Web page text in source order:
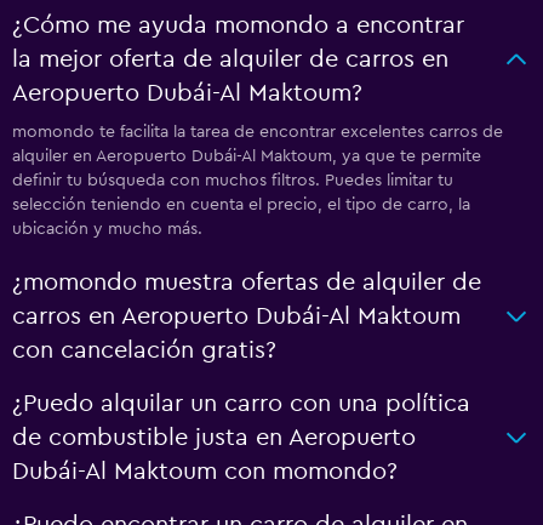
¿Cómo me ayuda momondo a encontrar
la mejor oferta de alquiler de carros en
Aeropuerto Dubái-Al Maktoum?
momondo te facilita la tarea de encontrar excelentes carros de
alquiler en Aeropuerto Dubái-Al Maktoum, ya que te permite
definir tu búsqueda con muchos filtros. Puedes limitar tu
selección teniendo en cuenta el precio, el tipo de carro, la
ubicación y mucho más.
¿momondo muestra ofertas de alquiler de
carros en Aeropuerto Dubái-Al Maktoum
con cancelación gratis?
¿Puedo alquilar un carro con una política
de combustible justa en Aeropuerto
Dubái-Al Maktoum con momondo?